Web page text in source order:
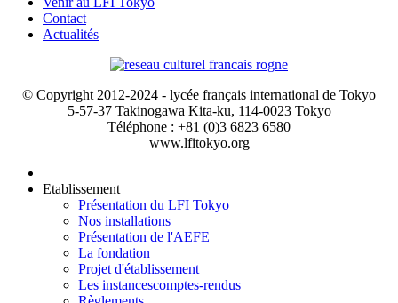
Contact
Actualités
© Copyright 2012-2024 - lycée français international de Tokyo
5-57-37 Takinogawa Kita-ku, 114-0023 Tokyo
Téléphone : +81 (0)3 6823 6580
www.lfitokyo.org
Etablissement
Présentation du LFI Tokyo
Nos installations
Présentation de l'AEFE
La fondation
Projet d'établissement
Les instancescomptes-rendus